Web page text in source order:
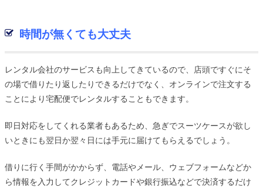
時間が無くても大丈夫
レンタル会社のサービスも向上してきているので、店頭ですぐにそ
の場で借りたり返したりできるだけでなく、オンラインで注文する
ことにより宅配便でレンタルすることもできます。
即日対応をしてくれる業者もあるため、急ぎでスーツケースが欲し
いときにも翌日か翌々日には手元に届けてもらえるでしょう。
借りに行く手間がかからず、電話やメール、ウェブフォームなどか
ら情報を入力してクレジットカードや銀行振込などで決済するだけ